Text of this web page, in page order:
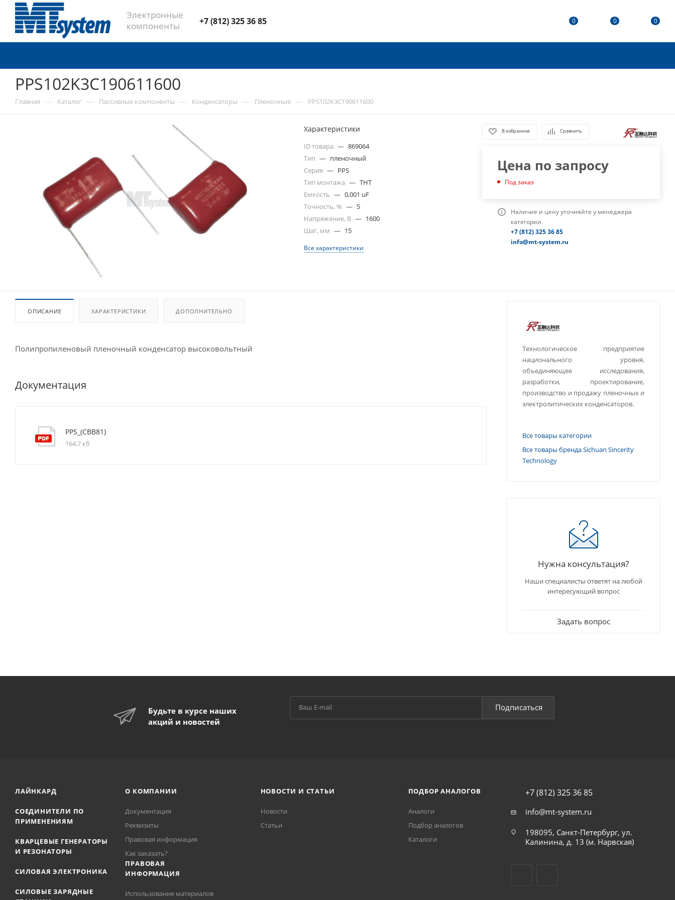
Электронные
компоненты
+7 (812) 325 36 85 0 0 0
PPS102K3C190611600
Главная — Каталог — Пассивные компоненты — Конденсаторы — Пленочные — PPS102K3C190611600
Характеристики
ID товара — 869064
Тип — пленочный
Серия — PPS
Тип монтажа — THT
Емкость — 0,001 uF
Точность, % — 5
Напряжение, В — 1600
Шаг, мм — 15
Все характеристики
В избранное Сравнить
Цена по запросу
Под заказ
Наличие и цену уточняйте у менеджера
категории.
+7 (812) 325 36 85
info@mt-system.ru
ОПИСАНИЕ ХАРАКТЕРИСТИКИ ДОПОЛНИТЕЛЬНО
Полипропиленовый пленочный конденсатор высоковольтный
Документация
PPS_(CBB81)
164,7 кб
Технологическое предприятие
национального уровня,
объединяющее исследования,
разработки, проектирование,
производство и продажу пленочных и
электролитических конденсаторов.
Все товары категории
Все товары бренда Sichuan Sincerity
Technology
Нужна консультация?
Наши специалисты ответят на любой
интересующий вопрос
Задать вопрос
Будьте в курсе наших
акций и новостей
Подписаться
ЛАЙНКАРД
СОЕДИНИТЕЛИ ПО
ПРИМЕНЕНИЯМ
КВАРЦЕВЫЕ ГЕНЕРАТОРЫ
И РЕЗОНАТОРЫ
СИЛОВАЯ ЭЛЕКТРОНИКА
СИЛОВЫЕ ЗАРЯДНЫЕ
О КОМПАНИИ
Документация
Реквизиты
Правовая информация
Как заказать?
ПРАВОВАЯ
ИНФОРМАЦИЯ
Использование материалов
НОВОСТИ И СТАТЬИ
Новости
Статьи
ПОДБОР АНАЛОГОВ
Аналоги
Подбор аналогов
Каталоги
+7 (812) 325 36 85
info@mt-system.ru
198095, Санкт-Петербург, ул.
Калинина, д. 13 (м. Нарвская)